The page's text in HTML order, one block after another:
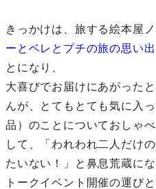
きっかけは、旅する絵本屋
ーとベレとプチの旅の思い出
とになり、
大喜びでお届けにあがった
んが、とてもとても気に入
品）のことについておしゃ
して、「われわれ二人だけ
たいない！」と鼻息荒蔵に
トークイベント開催の運び